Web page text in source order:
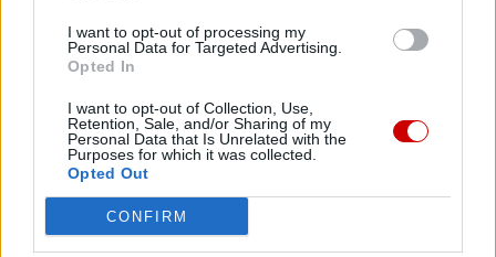
I want to opt-out of processing my
Personal Data for Targeted Advertising.
Opted In
I want to opt-out of Collection, Use,
Retention, Sale, and/or Sharing of my
Personal Data that Is Unrelated with the
Purposes for which it was collected.
Opted Out
CONFIRM
Najnowsze
07 sierpnia 2026 | 23:10
Indyjski biskup: nie potrzebujemy misjonarzy, którzy
przyjeżdżają z gotowymi odpowiedziami
07 sierpnia 2026 | 22:47
Biskupi o podróży apostolskiej Leona XIV do Francji: wielka